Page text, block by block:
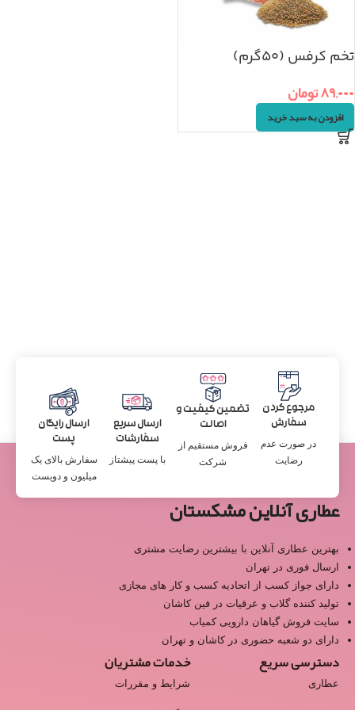
تخم کرفس (۵۰گرم)
۸۹,۰۰۰تومان
افزودن به سبد خرید
مرجوع کردن
سفارش
در صورت عدم
رضایت
تضمین کیفیت و
اصالت
فروش مستقیم از
شرکت
ارسال سریع
سفارشات
با پست پیشتاز
ارسال رایگان
پست
سفارش بالای یک
میلیون و دویست
عطاری آنلاین مشکستان
بهترین عطاری آنلاین با بیشترین رضایت مشتری
ارسال فوری در تهران
دارای جواز کسب از اتحادیه کسب و کار های مجازی
تولید کننده گلاب و عرقیات در فین کاشان
سایت فروش گیاهان دارویی کمیاب
دارای دو شعبه حضوری در کاشان و تهران
دسترسی سریع
عطاری
خدمات مشتریان
شرایط و مقررات